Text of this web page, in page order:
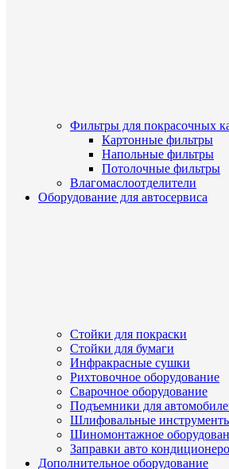
Фильтры для покрасочных
Картонные фильтры
Напольные фильтры
Потолочные фильтры
Влагомаслоотделители
Оборудование для автосервиса
Стойки для покраски
Стойки для бумаги
Инфракрасные сушки
Рихтовочное оборудование
Сварочное оборудование
Подъемники для
Шлифовальные
Шиномонтажное
Заправки авто
Дополнительное оборудование